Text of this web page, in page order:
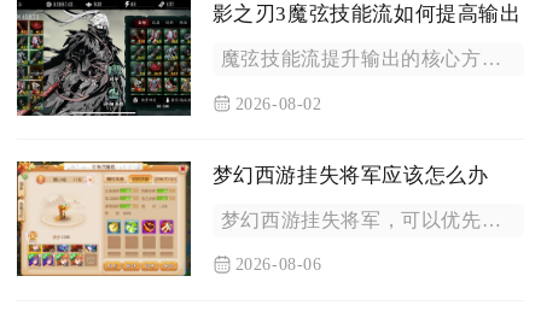
影之刃3魔弦技能流如何提高输出
魔弦技能流提升输出的核心方式，是把控嘈嘈切切5秒真伤窗口期、...
2026-08-02
梦幻西游挂失将军应该怎么办
梦幻西游挂失将军，可以优先利用可用的密保信息自助解绑，资料齐...
2026-08-06